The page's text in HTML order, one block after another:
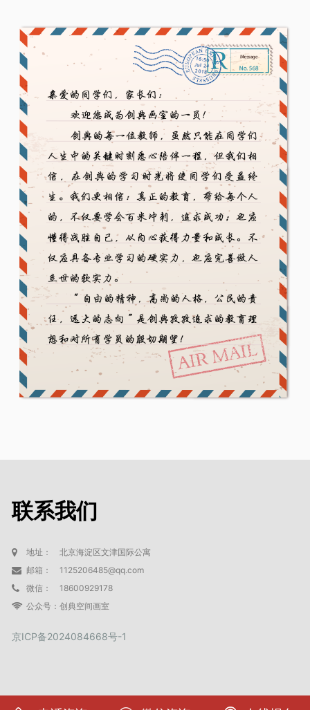
联系我们
地址：
北京海淀区文津国际公寓
邮箱：
1125206485@qq.com
微信：
18600929178
公众号： 创典空间画室
京ICP备2024084668号-1